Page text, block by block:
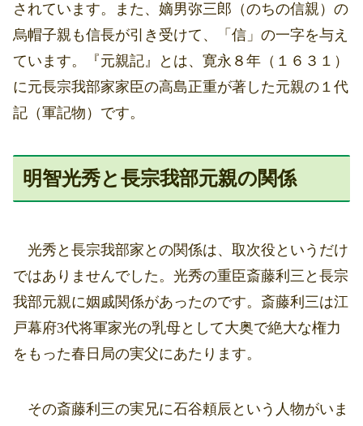
されています。また、嫡男弥三郎（のちの信親）の
烏帽子親も信長が引き受けて、「信」の一字を与え
ています。『元親記』とは、寛永８年（１６３１）
に元長宗我部家家臣の高島正重が著した元親の１代
記（軍記物）です。
明智光秀と長宗我部元親の関係
光秀と長宗我部家との関係は、取次役というだけ
ではありませんでした。光秀の重臣斎藤利三と長宗
我部元親に姻戚関係があったのです。斎藤利三は江
戸幕府3代将軍家光の乳母として大奥で絶大な権力
をもった春日局の実父にあたります。
その斎藤利三の実兄に石谷頼辰という人物がいま